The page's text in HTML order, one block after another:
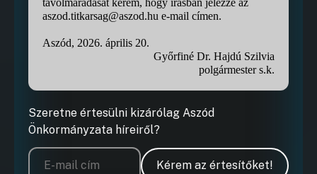
távolmaradását kérem, hogy írásban jelezze az
aszod.titkarsag@aszod.hu e-mail címen.
Aszód, 2026. április 20.
Győrfiné Dr. Hajdú Szilvia
polgármester s.k.
Szeretne értesülni kizárólag Aszód
Önkormányzata híreiről?
Kérem az értesítőket!